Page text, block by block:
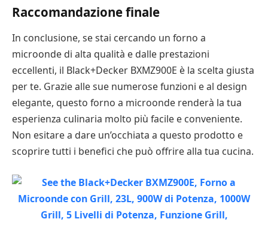
Raccomandazione finale
In conclusione, se stai cercando un forno a
microonde di alta qualità e dalle prestazioni
eccellenti, il Black+Decker BXMZ900E è la scelta giusta
per te. Grazie alle sue numerose funzioni e al design
elegante, questo forno a microonde renderà la tua
esperienza culinaria molto più facile e conveniente.
Non esitare a dare un’occhiata a questo prodotto e
scoprire tutti i benefici che può offrire alla tua cucina.